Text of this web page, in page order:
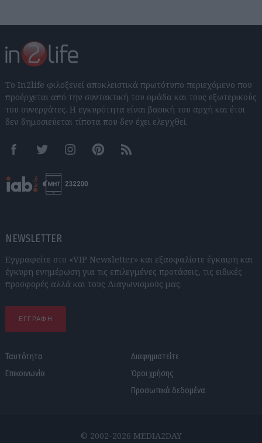
Το In2life φιλοξενεί αποκλειστικά πρωτότυπο περιεχόμενο που
προέρχεται από την συντακτική του ομάδα και τους εξωτερικούς
του συνεργάτες. Η εγκυρότητα είναι βασική του αρχή και έτσι
δεν δημοσιεύεται τίποτα που δεν έχει ελεγχθεί.
FacebookTwitter InstagramPinterestRSS feeds
NEWSLETTER
Εγγραφείτε στο «VIP Newsletter» και εξασφαλίστε έγκαιρη και
έγκυρη ενημέρωση για τις επιλεγμένες προτάσεις, τις ειδικές
προσφορές αλλά και τους Διαγωνισμούς μας.
ΕΓΓΡΑΦΗ
Ταυτότητα
Επικοινωνία
Διαφημιστείτε
Όροι χρήσης
Προσωπικά δεδομένα
© 2002-2026 MEDIA2DAY